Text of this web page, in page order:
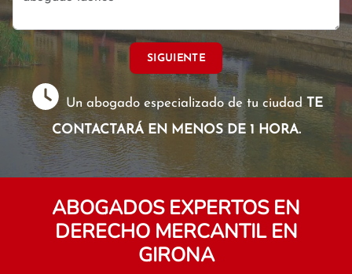
SIGUIENTE
Un abogado especializado de tu ciudad TE
CONTACTARÁ EN MENOS DE 1 HORA.
ABOGADOS EXPERTOS EN
DERECHO MERCANTIL EN
GIRONA